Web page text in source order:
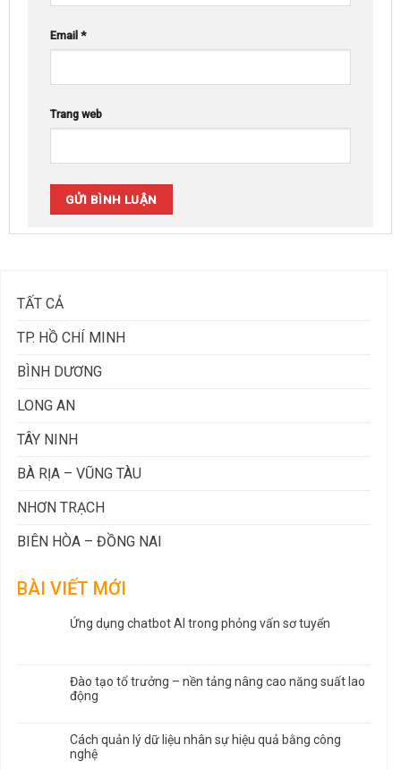
Email *
Trang web
TẤT CẢ
TP. HỒ CHÍ MINH
BÌNH DƯƠNG
LONG AN
TÂY NINH
BÀ RỊA – VŨNG TÀU
NHƠN TRẠCH
BIÊN HÒA – ĐỒNG NAI
BÀI VIẾT MỚI
Ứng dụng chatbot AI trong phỏng vấn sơ tuyển
Đào tạo tổ trưởng – nền tảng nâng cao năng suất lao
động
Cách quản lý dữ liệu nhân sự hiệu quả bằng công
nghệ